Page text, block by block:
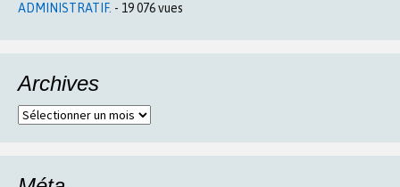
ADMINISTRATIF. - 19 076 vues
Archives
Archives